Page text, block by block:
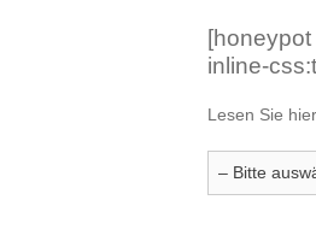
inline-
Lesen Sie